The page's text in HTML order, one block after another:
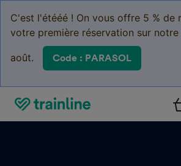
C'est l'étééé ! On vous offre 5 % de
votre première réservation sur notre
août. Code : PARASOL